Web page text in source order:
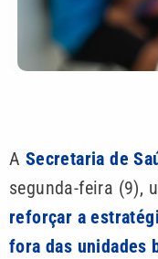
A Secretaria de
segunda-feira (9),
reforçar a
fora das unidades